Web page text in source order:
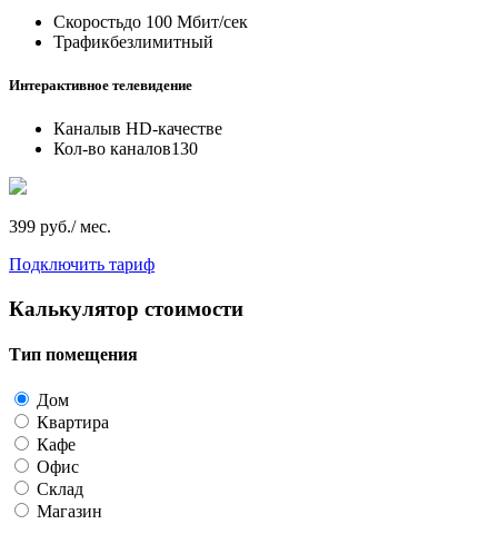
Скоростьдо 100 Мбит/сек
Трафикбезлимитный
Интерактивное телевидение
Каналыв HD-качестве
Кол-во каналов130
399 руб./ мес.
Подключить тариф
Калькулятор стоимости
Тип помещения
Дом
Квартира
Кафе
Офис
Склад
Магазин